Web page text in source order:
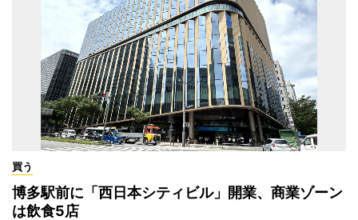
買う
博多駅前に「西日本シティビル」開業、商業ゾーン
は飲食5店